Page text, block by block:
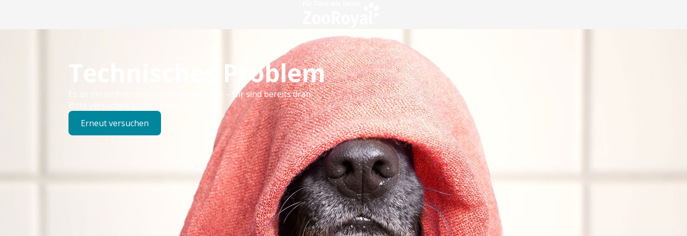
Technisches Problem
Es ist ein technischer Fehler aufgetreten – wir sind bereits dran.
Bitte versuchen Sie es später erneut.
Erneut versuchen